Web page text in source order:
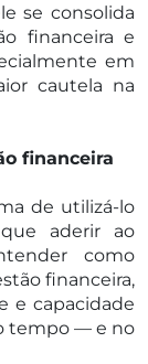
se consolida
financeira e
em
cautela na
financeira
de utilizá-lo
aderir ao
como
financeira,
e capacidade
tempo — e no